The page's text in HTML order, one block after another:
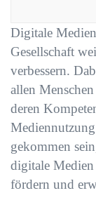
Digitale
Gesellschaft
verbessern.
allen
deren
gekommen
digitale
fördern und